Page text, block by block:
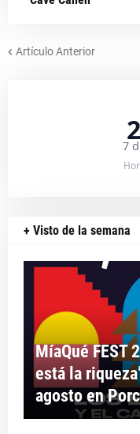
Artículo Anterior
7
+ Visto de la semana
MíaQué FEST
está la
agosto en